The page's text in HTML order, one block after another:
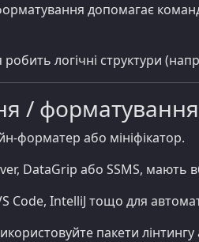
допомагає
логічні структури
/
форматер або мініфікатор.
DataGrip або SSMS,
Code, IntelliJ тощо для
пакети